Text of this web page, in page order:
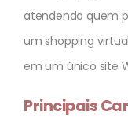
atendendo quem
um shopping
em um único site
Principais